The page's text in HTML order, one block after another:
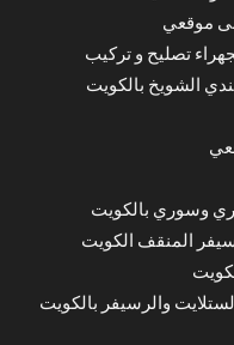
موقعي
تصليح و تركيب
الشويخ بالكويت
وسوري بالكويت
المنقف الكويت
والرسيفر بالكويت